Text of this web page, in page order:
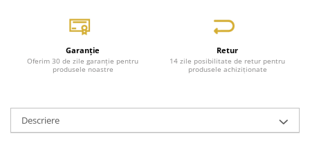
Garanție
Oferim 30 de zile garanție pentru
produsele noastre
Retur
14 zile posibilitate de retur pentru
produsele achiziționate
Descriere